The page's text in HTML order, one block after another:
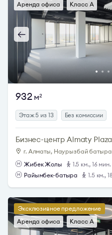
Аренда офиса
Класс A
932м2
Этаж 5 из 13 Без комиссии
Бизнес-центр Almaty Plaza
г. Алматы, Наурызбай батыра
Жибек Жолы
1.5 км., 16
Райымбек-батыра
1.5 км.,
Эксклюзивное предложение
Аренда офиса
Класс A